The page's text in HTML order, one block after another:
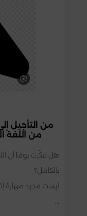
من التأجيل
من اللغة
...